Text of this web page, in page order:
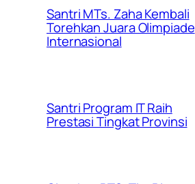
Santri MTs. Zaha Kembali
Torehkan Juara Olimpiade
Internasional
Santri Program IT Raih
Prestasi Tingkat Provinsi